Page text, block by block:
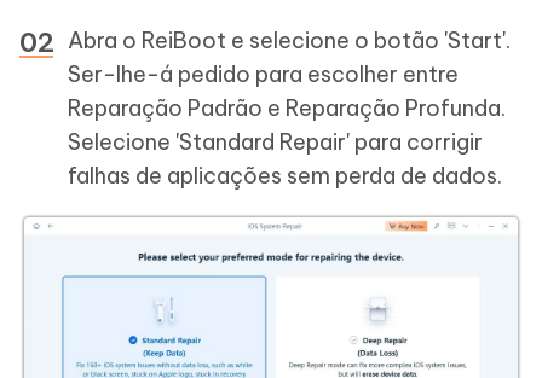
Abra o ReiBoot e selecione o botão 'Start'.
Ser-lhe-á pedido para escolher entre
Reparação Padrão e Reparação Profunda.
Selecione 'Standard Repair' para corrigir
falhas de aplicações sem perda de dados.